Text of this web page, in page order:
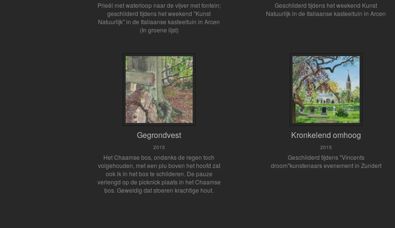
Prieël met waterloop naar de vijver met fontein;
geschilderd tijdens het weekend "Kunst
Natuurlijk" in de Italiaanse kasteeltuin in Arcen
(In groene lijst)
Geschilderd tijdens het weekend Kunst
Natuurlijk in de Italiaanse kasteeltuin in Arcen
Gegrondvest
2015
Het Chaamse bos, ondanks de regen toch
volgehouden, met een plu boven het hoofd zat
ook ik in het bos te schilderen. De pauze
verlengd op de picknick plaats in het Chaamse
bos. Geweldig dat stoeren krachtige hout.
Kronkelend omhoog
2015
Geschilderd tijdens "Vincents
droom"kunstenaars evenement in Zundert